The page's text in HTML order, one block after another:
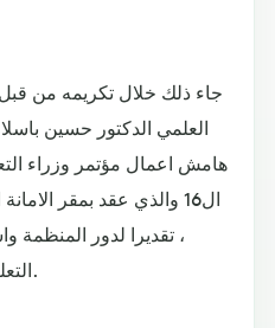
جاء ذلك خلال تكريمه من قبل
العلمي الدكتور حسين
هامش اعمال مؤتمر وزراء
ال16 والذي عقد بمقر
، تقديرا لدور المنظمة
التعليم العالي في الوطن العربي.